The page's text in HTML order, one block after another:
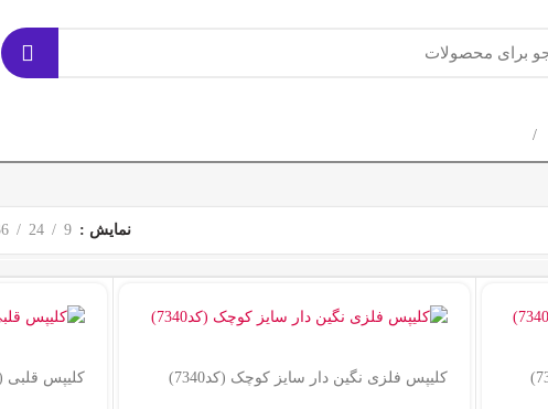
نمایش 9
24
کلیپس فلزی نگین دار سایز کوچک (کد7340) کلیپس قلبی